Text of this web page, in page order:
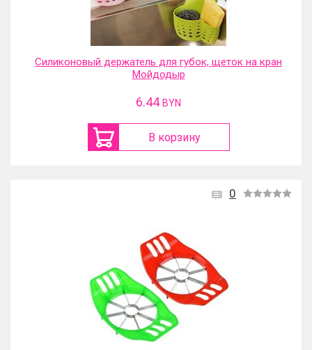
Силиконовый держатель для губок, щеток на кран
Мойдодыр
6.44 BYN
В корзину
0